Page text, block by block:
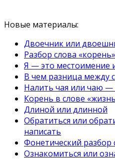
Новые материалы:
Двоечник или
Разбор слова
Я — это местоимение
В чем разница между
Налить чая или чаю —
Корень в слове
Длиной или длинной
Обратиться или
написать
Фонетический разбор
Ознакомиться или